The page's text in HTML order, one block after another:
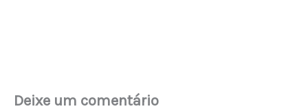
Deixe um comentário